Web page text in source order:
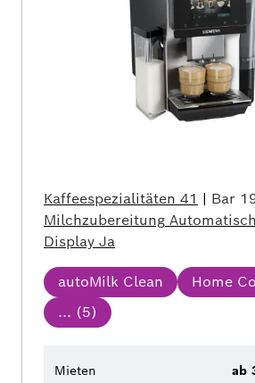
Kaffeespezialitäten 41 | Bar
Milchzubereitung Automatisch
Display Ja
autoMilk Clean
Home
... (5)
Mieten ab